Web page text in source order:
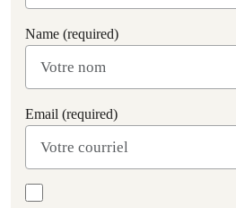
Name (required)
Email (required)